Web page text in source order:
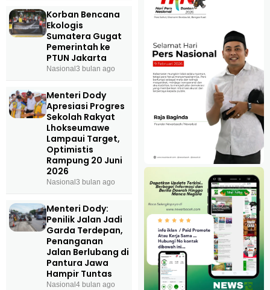
Korban Bencana
Ekologis
Sumatera Gugat
Pemerintah ke
PTUN Jakarta
Nasional 3 bulan ago
Menteri Dody
Apresiasi Progres
Sekolah Rakyat
Lhokseumawe
Lampaui Target,
Optimistis
Rampung 20 Juni
2026
Nasional 3 bulan ago
Menteri Dody:
Penilik Jalan Jadi
Garda Terdepan,
Penanganan
Jalan Berlubang di
Pantura Jawa
Hampir Tuntas
Nasional 4 bulan ago